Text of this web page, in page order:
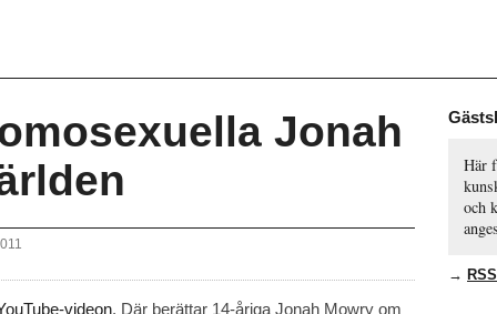
Jonah
videon. Där berättar 14-åriga Jonah Mowry om
Här
och
→